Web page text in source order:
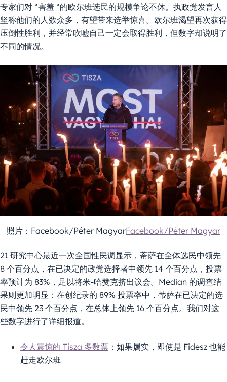
专家们对 “害羞 “的欧尔班选民的规模争论不休。执政党发言人
坚称他们的人数众多，有望带来选举惊喜。欧尔班渴望再次获得
压倒性胜利，并经常吹嘘自己一定会取得胜利，但数字却说明了
不同的情况。
照片：Facebook/Péter MagyarFacebook/Péter Magyar
21 研究中心最近一次全国性民调显示，蒂萨在全体选民中领先
8 个百分点，在已决定的政党选择者中领先 14 个百分点，投票
率预计为 83%，足以将米-哈赞克挤出议会。Median 的调查结
果则更加明显：在创纪录的 89% 投票率中，蒂萨在已决定的选
民中领先 23 个百分点，在总体上领先 16 个百分点。我们对这
些数字进行了详细报道。
令人震惊的 Tisza 多数票 ：如果属实，即使是 Fidesz 也能
赶走欧尔班